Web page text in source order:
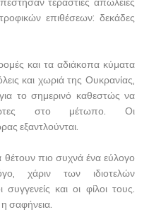
επιθέσεων: δεκάδες
και τα αδιάκοπα κύματα
και χωριά της Ουκρανίας,
το σημερινό καθεστώς να
στο μέτωπο. Οι
εξαντλούνται.
πιο συχνά ένα εύλογο
χάριν των ιδιοτελών
και οι φίλοι τους.
σαφήνεια.